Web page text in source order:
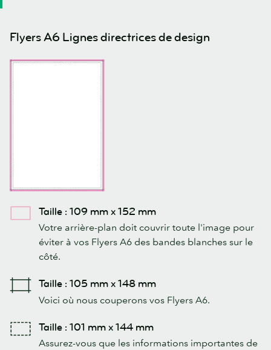
Flyers A6 Lignes directrices de design
Taille : 109 mm x 152 mm
Votre arrière-plan doit couvrir toute l'image pour
éviter à vos Flyers A6 des bandes blanches sur le
côté.
Taille : 105 mm x 148 mm
Voici où nous couperons vos Flyers A6.
Taille : 101 mm x 144 mm
Assurez-vous que les informations importantes de